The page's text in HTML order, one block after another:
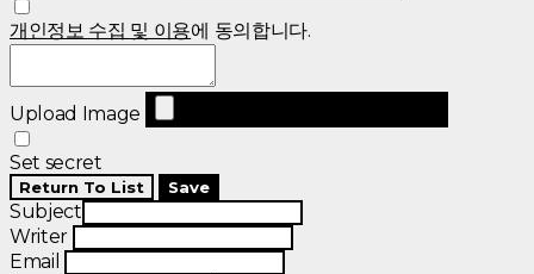
개인정보 수집 및 이용에 동의합니다.
Upload Image
Set secret
Return To List Save
Subject
Writer
Email